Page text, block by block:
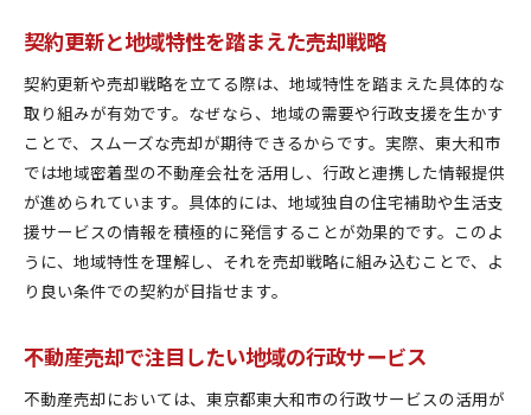
契約更新と地域特性を踏まえた売却戦略
契約更新や売却戦略を立てる際は、地域特性を踏まえた具体的な
取り組みが有効です。なぜなら、地域の需要や行政支援を生かす
ことで、スムーズな売却が期待できるからです。実際、東大和市
では地域密着型の不動産会社を活用し、行政と連携した情報提供
が進められています。具体的には、地域独自の住宅補助や生活支
援サービスの情報を積極的に発信することが効果的です。このよ
うに、地域特性を理解し、それを売却戦略に組み込むことで、よ
り良い条件での契約が目指せます。
不動産売却で注目したい地域の行政サービス
不動産売却においては、東京都東大和市の行政サービスの活用が